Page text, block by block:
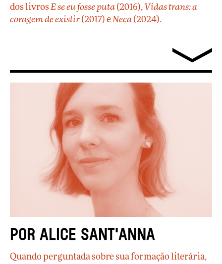
dos livrosE se eu fosse puta (2016), Vidas trans: a
coragem de existir (2017) eNeca (2024).
Por Alice Sant'Anna
Quando perguntada sobre sua formação literária,